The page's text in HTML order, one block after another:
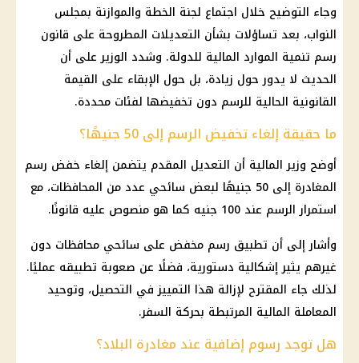
وجاء التوضيح خلال اجتماع لجنة الخطة والموازنة بمجلس
النواب، بعد تساؤلات بشأن التعديلات المطروحة على قانون
رسم تنمية الموارد المالية للدولة. وشدد الوزير على أن
الحديث لا يدور حول زيادة، بل حول الإبقاء على القيمة
القانونية الحالية للرسم دون تخفيضها لفئات محددة.
ما حقيقة إلغاء تخفيض الرسم إلى 50 جنيهًا؟
أوضح وزير المالية أن التعديل المقدم يتضمن إلغاء خفض رسم
المغادرة إلى 50 جنيهًا لبعض سائحي عدد من المحافظات، مع
استمرار الرسم عند 100 جنيه كما هو منصوص عليه قانونًا.
وأشار إلى أن تطبيق رسم مخفض على سائحي محافظات دون
غيرهم يثير إشكالية دستورية، فضلًا عن صعوبة تطبيقه عمليًا.
لذلك جاء المقترح لإزالة هذا التمييز في التحصيل، وتوحيد
المعاملة المالية المرتبطة بحركة السفر.
هل توجد رسوم إضافية عند مغادرة البلاد؟